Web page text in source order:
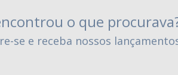
o que
se e receba nossos